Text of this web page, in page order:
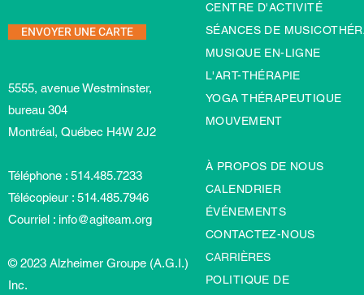
ENVOYER UNE CARTE
5555, avenue Westminster,
bureau 304
Montréal, Québec H4W 2J2
Téléphone : 514.485.7233
Télécopieur : 514.485.7946
Courriel : info@agiteam.org
© 2023 Alzheimer Groupe (A.G.I.)
Inc.
CENTRE D'ACTIVITÉ
SÉANCES DE
MUSIQUE EN-LIGNE
L'ART-THÉRAPIE
YOGA THÉRAPEUTIQUE
MOUVEMENT
À PROPOS DE NOUS
CALENDRIER
ÉVÉNEMENTS
CONTACTEZ-NOUS
CARRIÈRES
POLITIQUE DE